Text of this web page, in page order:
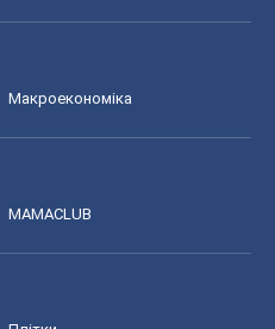
Макроекономіка
MAMACLUB